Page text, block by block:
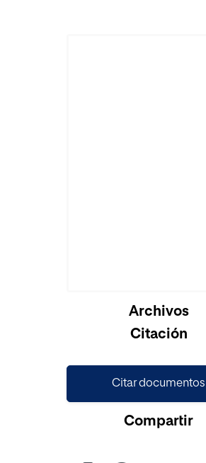
Cargando...Archivos
Citación
Citar documentos
Compartir